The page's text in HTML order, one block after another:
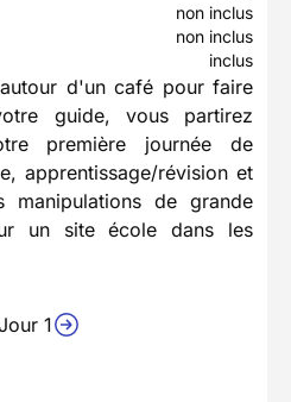
non inclus
non inclus
inclus
d'un café pour faire
guide, vous partirez
première journée de
apprentissage/révision et
manipulations de grande
un site école dans les
1